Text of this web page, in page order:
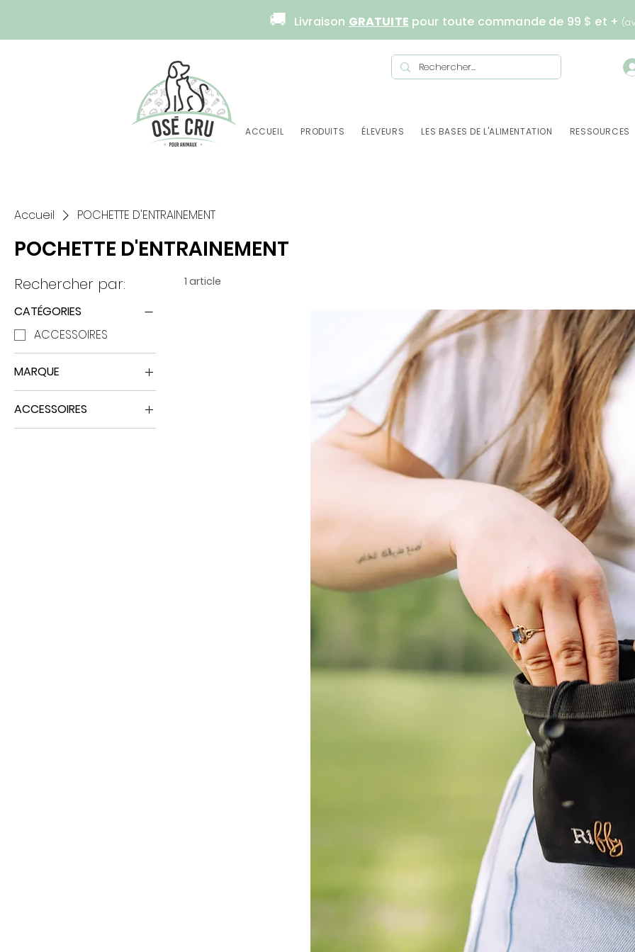
🚚 Livraison GRATUITE pour toute commande de 99 $ et +
ACCUEIL PRODUITS ÉLEVEURS LES BASES DE L'ALIMENTATION RESSOURCES
Accueil POCHETTE D'ENTRAINEMENT
POCHETTE D'ENTRAINEMENT
Rechercher par:
CATÉGORIES
ACCESSOIRES
MARQUE
RIFFY
ACCESSOIRES
POCHETTE
1 article